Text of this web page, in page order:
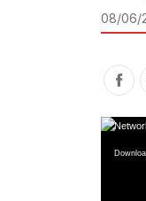
08/06/
Video